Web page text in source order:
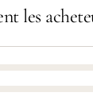
les